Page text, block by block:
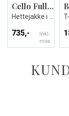
Cello Full Zip Hooded Sweatshirt
735,-
Inkl.
mva